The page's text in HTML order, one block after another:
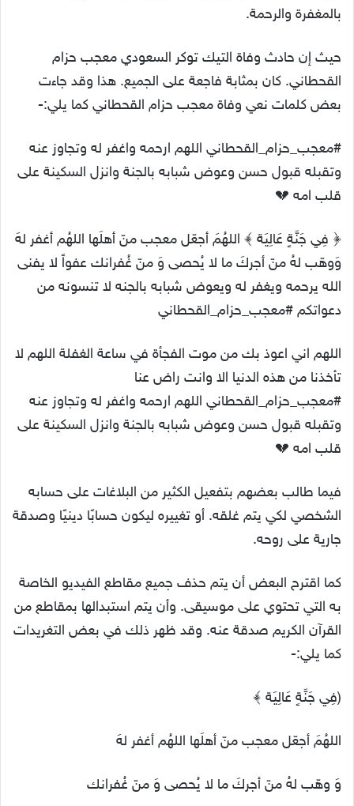
بالمغفرة والرحمة.
حيث إن حادث وفاة التيك توكر السعودي معجب حزام
القحطاني. كان بمثابة فاجعة على الجميع. هذا وقد جاءت
بعض كلمات نعي وفاة معجب حزام القحطاني كما يلي:-
‎#معجب_حزام_القحطاني اللهم ارحمه واغفر له وتجاوز عنه
وتقبله قبول حسن وعوض شبابه بالجنة وانزل السكينة على
قلب امه 💔
‏﴿ فِي جَنَّةٍ عَالِيَة ﴾ اللهُمَ أجعّل معجب منّ أهلَها اللهُم أغفر لهَ
وَوهّب لهُ منّ أجركَ ما لا يُحصى وَ منّ غُفرانك عفواً لا يفنى
الله يرحمه ويغفر له ويعوض شبابه بالجنه لا تنسونه من
دعواتكم ‎#معجب_حزام_القحطاني
اللهم اني اعوذ بك من موت الفجأة في ساعة الغفلة اللهم لا
تأخذنا من هذه الدنيا الا وانت راض عنا
‎#معجب_حزام_القحطاني اللهم ارحمه واغفر له وتجاوز عنه
وتقبله قبول حسن وعوض شبابه بالجنة وانزل السكينة على
قلب امه 💔
فيما طالب بعضهم بتفعيل الكثير من البلاغات على حسابه
الشخصي لكي يتم غلقه. أو تغييره ليكون حسابًا دينيًا وصدقة
جارية على روحه.
كما اقترح البعض أن يتم حذف جميع مقاطع الفيديو الخاصة
به التي تحتوي على موسيقى. وأن يتم استبدالها بمقاطع من
القرآن الكريم صدقة عنه. وقد ظهر ذلك في بعض التغريدات
كما يلي:-
(فِي جَنَّةٍ عَالِيَة ﴾
اللهُمَ أجعّل معجب منّ أهلَها اللهُم أغفر لهَ
وَ وهّب لهُ منّ أجركَ ما لا يُحصى وَ منّ غُفرانك